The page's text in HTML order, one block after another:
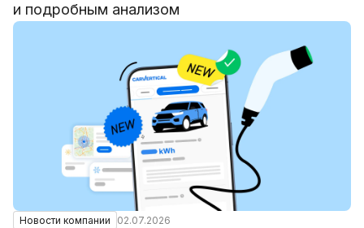
и подробным анализом
Новости компании 02.07.2026